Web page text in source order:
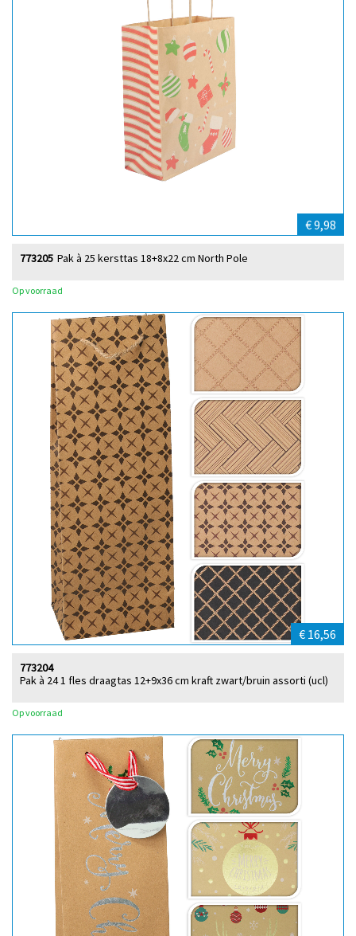
€ 9,98
Pak à 25 kersttas 18+8x22 cm North Pole
773205
Op voorraad
€ 16,56
Pak à 24 1 fles draagtas 12+9x36 cm kraft zwart/bruin assorti (ucl)
773204
Op voorraad